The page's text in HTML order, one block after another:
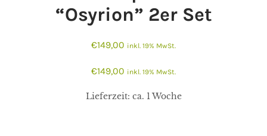
“Osyrion” 2er Set
€149,00 inkl. 19% MwSt.
€149,00 inkl. 19% MwSt.
Lieferzeit: ca. 1 Woche